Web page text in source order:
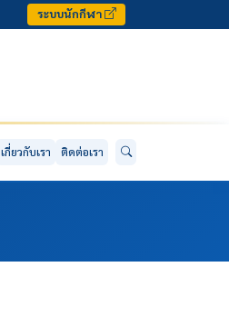
ระบบนักกีฬา
เกี่ยวกับเรา ติดต่อเรา